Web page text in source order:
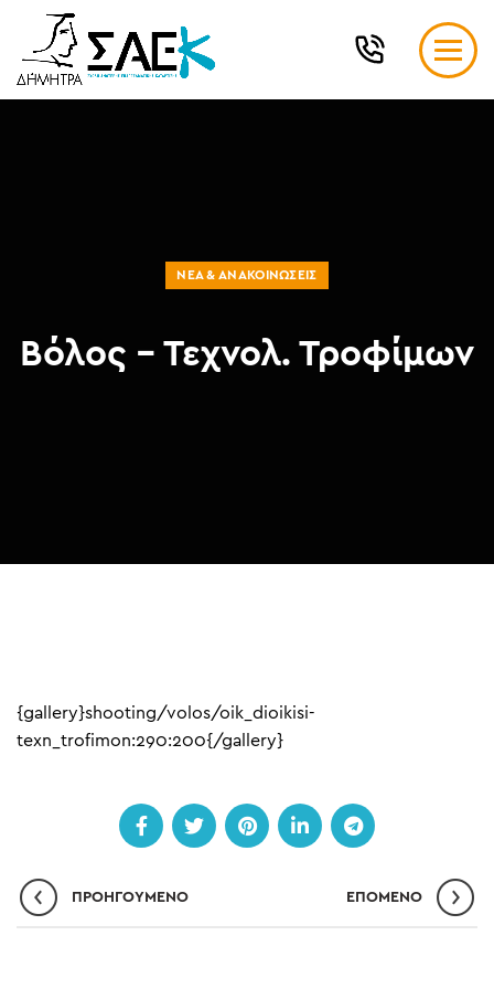
ΝΈΑ & ΑΝΑΚΟΙΝΏΣΕΙΣ
Βόλος – Τεχνολ. Τροφίμων
{gallery}shooting/volos/oik_dioikisi-
texn_trofimon:290:200{/gallery}
ΠΡΟΗΓΟΎΜΕΝΟ ΕΠΌΜΕΝO